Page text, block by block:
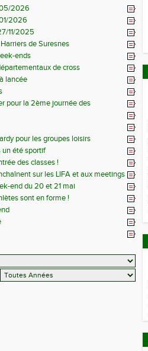
2026
2026
11/2025
de Suresnes
ends
de cross
lancée
pour la 2ème journée des
pour les groupes loisirs
un été sportif
des classes !
sur les LIFA et aux meetings
end du 20 et 21 mai
sont en forme !